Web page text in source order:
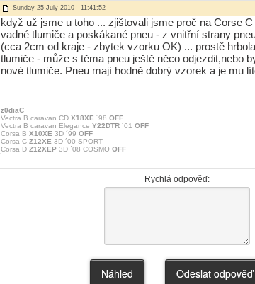
Sunday 25 July 2010 - 11:41:52
když už jsme u toho ... zjištovali jsme proč na Corse
vadné tlumiče a poskákané pneu - z vnitřní strany
(cca 2cm od kraje - zbytek vzorku OK) ... prostě
tlumiče - může s těma pneu ještě něco odjezdit,nebo
nové tlumiče. Pneu mají hodně dobrý vzorek a je mu
z0diaC
Vectra B caravan CD X18XE ´98 OFF
Vectra B caravan Elegance Y22DTR´01 OFF
Corsa B X10XE 3D ´99 OFF
Corsa C Z12XE 3D ´00 SPORT
Corsa D Z12XEP3D ´08 COSMO OFF
Rychlá odpověď: